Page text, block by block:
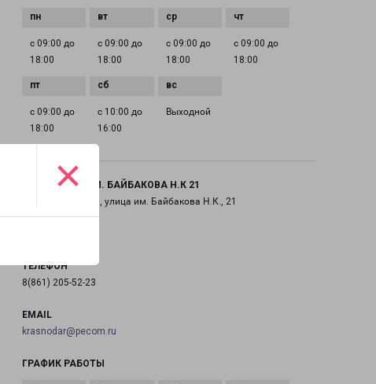
×
с 09:00 до
18:00
с 09:00 до
18:00
с 09:00 до
18:00
с 09:00 до
18:00
с 09:00 до
18:00
с 10:00 до
16:00
Выходной
КРАСНОДАР ИМ. БАЙБАКОВА Н.К 21
город Краснодар, улица им. Байбакова Н.К., 21
ТЕЛЕФОН
8(861) 205-52-23
EMAIL
krasnodar@pecom.ru
ГРАФИК РАБОТЫ